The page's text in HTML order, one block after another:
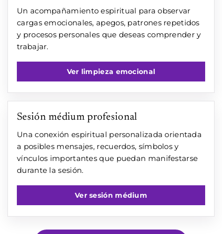
Un acompañamiento espiritual para observar
cargas emocionales, apegos, patrones repetidos
y procesos personales que deseas comprender y
trabajar.
Ver limpieza emocional
Sesión médium profesional
Una conexión espiritual personalizada orientada
a posibles mensajes, recuerdos, símbolos y
vínculos importantes que puedan manifestarse
durante la sesión.
Ver sesión médium